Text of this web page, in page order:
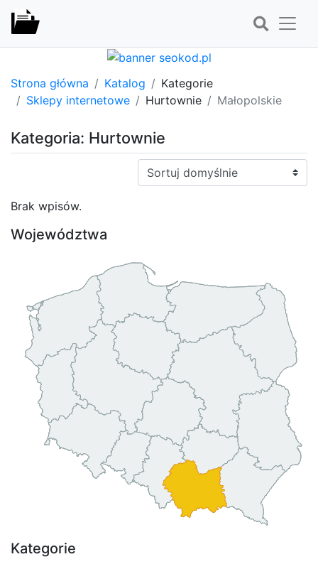
Strona główna Katalog
Kategorie
Sklepy internetowe
Hurtownie Małopolskie
Kategoria: Hurtownie
Sortuj:
Brak wpisów.
Województwa
Kategorie